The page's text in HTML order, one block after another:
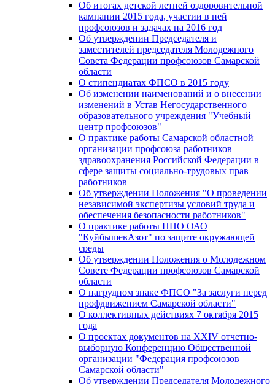
Об итогах детской летней оздоровительной
кампании 2015 года, участии в ней
профсоюзов и задачах на 2016 год
Об утверждении Председателя и
заместителей председателя Молодежного
Совета Федерации профсоюзов Самарской
области
О стипендиатах ФПСО в 2015 году
Об изменении наименований и о внесении
изменений в Устав Негосударственного
образовательного учреждения "Учебный
центр профсоюзов"
О практике работы Самарской областной
организации профсоюза работников
здравоохранения Российской Федерации в
сфере защиты социально-трудовых прав
работников
Об утверждении Положения "О проведении
независимой экспертизы условий труда и
обеспечения безопасности работников"
О практике работы ППО ОАО
"КуйбышевАзот" по защите окружающей
среды
Об утверждении Положения о Молодежном
Совете Федерации профсоюзов Самарской
области
О нагрудном знаке ФПСО "За заслуги перед
профдвижением Самарской области"
О коллективных действиях 7 октября 2015
года
О проектах документов на XXIV отчетно-
выборную Конференцию Общественной
организации "Федерация профсоюзов
Самарской области"
Об утверждении Председателя Молодежного